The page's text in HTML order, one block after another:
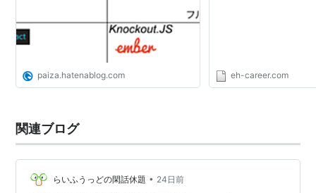
paiza.hatenablog.com eh-career.com
関連ブログ
らいふうっどの閑話休題 • 24日前